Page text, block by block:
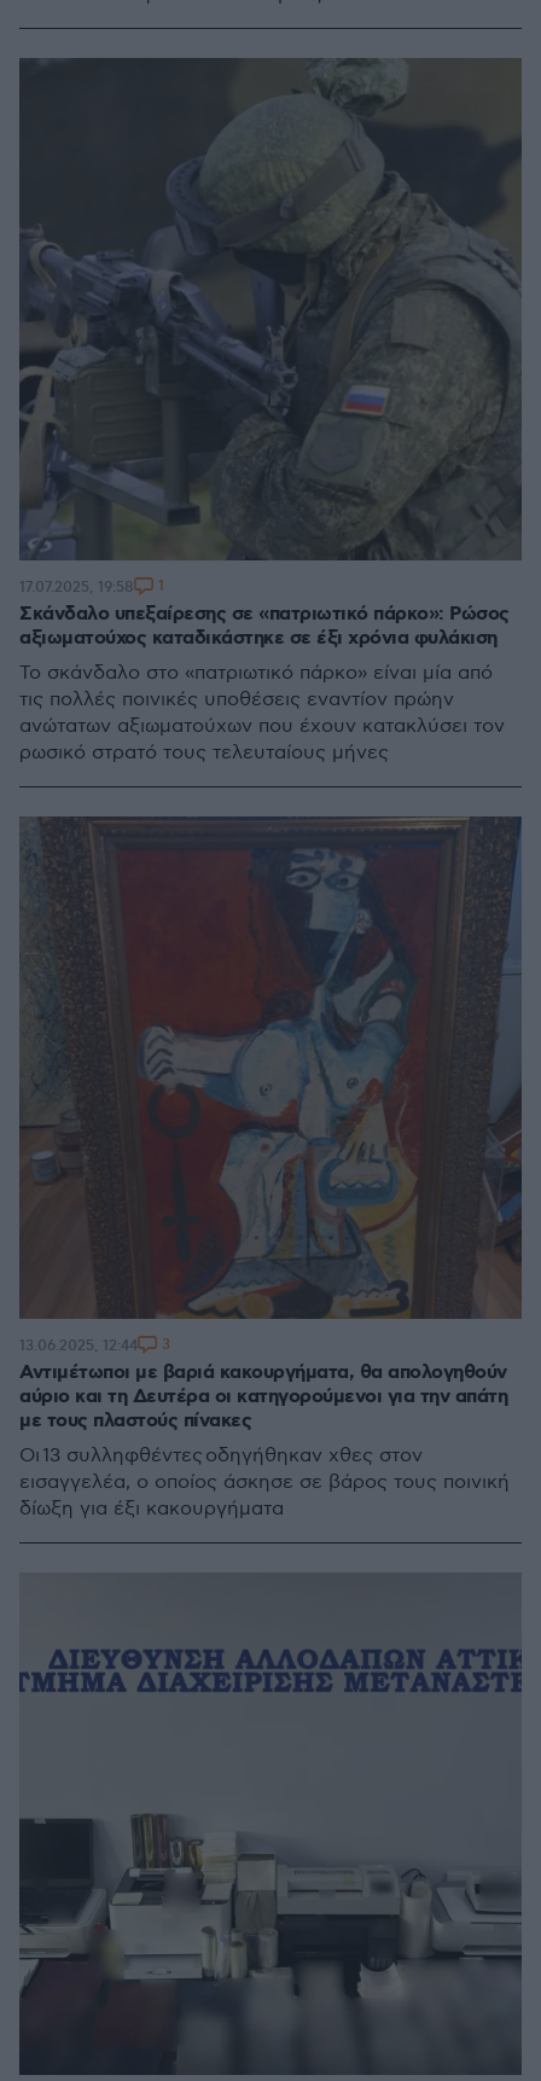
Σκάνδαλο υπεξαίρεσης σε «πατριωτικό πάρκο»: Ρώσος
αξιωματούχος καταδικάστηκε σε έξι χρόνια φυλάκιση
Το σκάνδαλο στο «πατριωτικό πάρκο» είναι μία από
τις πολλές ποινικές υποθέσεις εναντίον πρώην
ανώτατων αξιωματούχων που έχουν κατακλύσει τον
ρωσικό στρατό τους τελευταίους μήνες
17.07.2025, 19:58 1
Αντιμέτωποι με βαριά κακουργήματα, θα απολογηθούν
αύριο και τη Δευτέρα οι κατηγορούμενοι για την απάτη
με τους πλαστούς πίνακες
Οι 13 συλληφθέντες οδηγήθηκαν χθες στον
εισαγγελέα, ο οποίος άσκησε σε βάρος τους ποινική
δίωξη για έξι κακουργήματα
13.06.2025, 12:44 3